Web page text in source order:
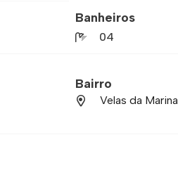
Banheiros
04
Bairro
Velas da Marina